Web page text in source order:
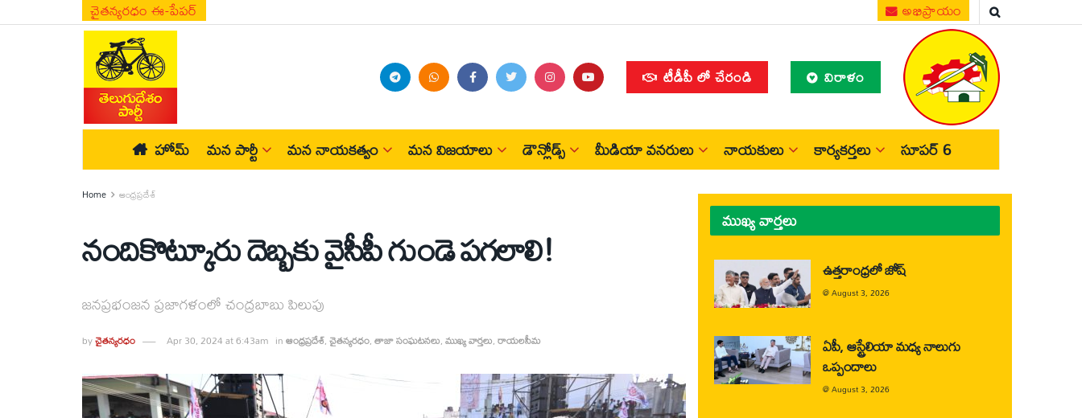
చైతన్యరధం ఈ-పేపర్ అభిప్రాయం
టీడీపీ లో చేరండి విరాళం
హోమ్ మన పార్టీ మన నాయకత్వం మన విజయాలు డౌన్లోడ్స్ మీడియా వనరులు నాయకులు కార్యకర్తలు సూపర్ 6
Home ఆంధ్రప్రదేశ్
నందికొట్కూరు దెబ్బకు వైసీపీ గుండె పగలాలి!
జనప్రభంజన ప్రజాగళంలో చంద్రబాబు పిలుపు
byచైతన్యరధం Apr 30, 2024 at 6:43am inఆంధ్రప్రదేశ్,చైతన్యరధం,తాజా సంఘటనలు,ముఖ్య వార్తలు,రాయలసీమ
ముఖ్య వార్తలు
ఉత్తరాంధ్రలో జోష్
@August 3, 2026
ఏపీ, ఆస్ట్రేలియా మధ్య నాలుగు
ఒప్పందాలు
@August 3, 2026